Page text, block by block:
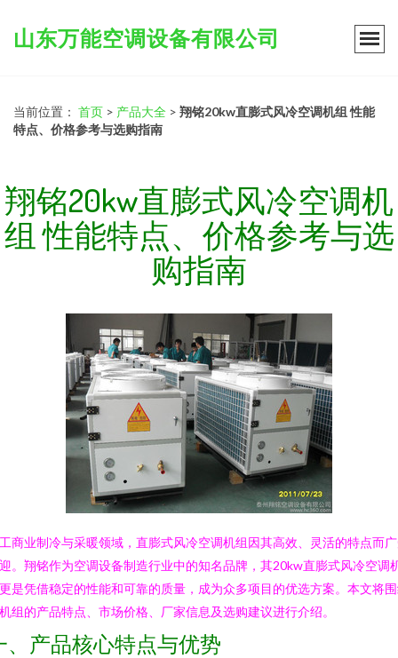
山东万能空调设备有限公司
当前位置： 首页 > 产品大全 > 翔铭20kw直膨式风冷空调机组 性能
特点、价格参考与选购指南
翔铭20kw直膨式风冷空调机
组 性能特点、价格参考与选
购指南
商业制冷与采暖领域，直膨式风冷空调机组因其高效、灵活的特点而
。翔铭作为空调设备制造行业中的知名品牌，其20kw直膨式风冷空调
是凭借稳定的性能和可靠的质量，成为众多项目的优选方案。本文将
组的产品特点、市场价格、厂家信息及选购建议进行介绍。
、产品核心特点与优势